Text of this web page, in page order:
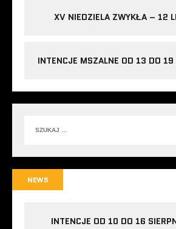
XV NIEDZIELA ZWYKŁA – 12
INTENCJE MSZALNE OD 13 DO
NEWS
INTENCJE OD 10 DO 16